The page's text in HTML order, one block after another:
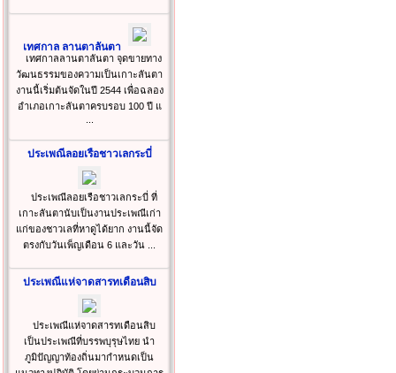
เทศกาล ลานตาลันตา
เทศกาลลานตาลันตา จุดขายทาง
วัฒนธรรมของความเป็นเกาะลันตา
งานนี้เริ่มต้นจัดในปี 2544 เพื่อฉลอง
อำเภอเกาะลันตาครบรอบ 100 ปี แ
ประเพณีลอยเรือชาวเลกระบี่
ประเพณีลอยเรือชาวเลกระบี่ ที่
เกาะลันตานับเป็นงานประเพณีเก่า
แก่ของชาวเลที่หาดูได้ยาก งานนี้จัด
ตรงกับวันเพ็ญเดือน 6 และวัน ...
ประเพณีแห่จาดสารทเดือนสิบ
ประเพณีแห่จาดสารทเดือนสิบ
เป็นประเพณีที่บรรพบุรุษไทย นำ
ภูมิปัญญาท้องถิ่นมากำหนดเป็น